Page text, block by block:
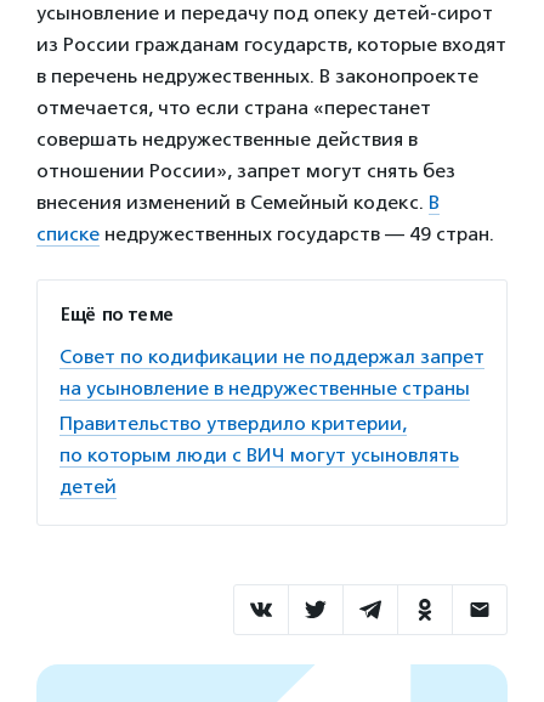
усыновление и передачу под опеку детей-сирот
из России гражданам государств, которые входят
в перечень недружественных. В законопроекте
отмечается, что если страна «перестанет
совершать недружественные действия в
отношении России», запрет могут снять без
внесения изменений в Семейный кодекс. В
списке недружественных государств — 49 стран.
Ещё по теме
Совет по кодификации не поддержал запрет
на усыновление в недружественные страны
Правительство утвердило критерии,
по которым люди с ВИЧ могут усыновлять
детей